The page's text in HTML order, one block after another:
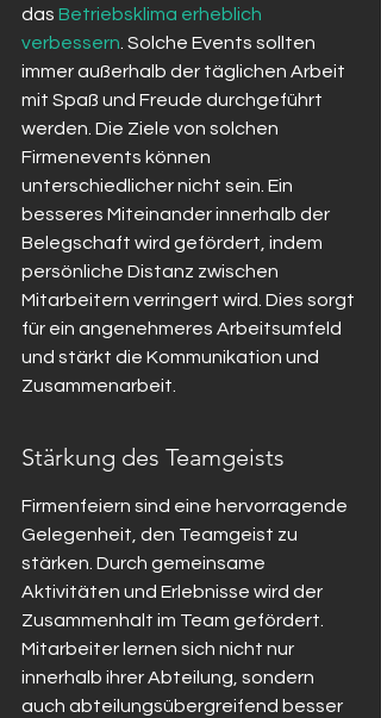
das Betriebsklima erheblich
verbessern . Solche Events sollten
immer außerhalb der täglichen Arbeit
mit Spaß und Freude durchgeführt
werden. Die Ziele von solchen
Firmenevents können
unterschiedlicher nicht sein. Ein
besseres Miteinander innerhalb der
Belegschaft wird gefördert, indem
persönliche Distanz zwischen
Mitarbeitern verringert wird. Dies sorgt
für ein angenehmeres Arbeitsumfeld
und stärkt die Kommunikation und
Zusammenarbeit.
Stärkung des Teamgeists
Firmenfeiern sind eine hervorragende
Gelegenheit, den Teamgeist zu
stärken. Durch gemeinsame
Aktivitäten und Erlebnisse wird der
Zusammenhalt im Team gefördert.
Mitarbeiter lernen sich nicht nur
innerhalb ihrer Abteilung, sondern
auch abteilungsübergreifend besser